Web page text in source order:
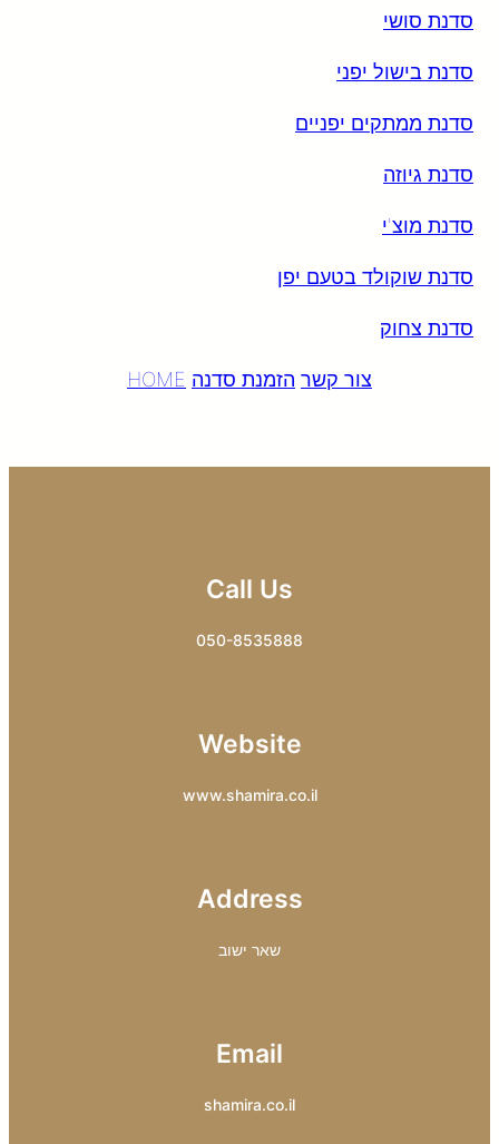
סדנת סושי
סדנת בישול יפני
סדנת ממתקים יפניים
סדנת גיוזה
סדנת מוצ'י
סדנת שוקולד בטעם יפן
סדנת צחוק
צור קשר הזמנת סדנה HOME
Call Us
050-8535888
Website
www.shamira.co.il
Address
שאר ישוב
Email
shamira.co.il